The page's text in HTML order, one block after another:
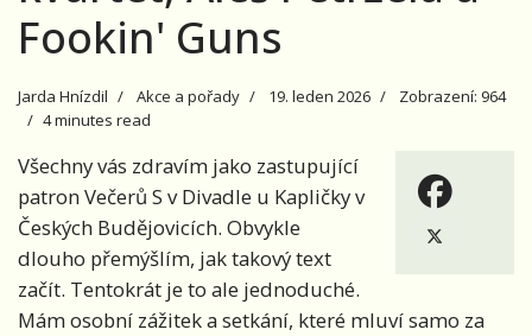
Fookin' Guns
Jarda Hnízdil Akce a pořady 19. leden 2026
Zobrazení: 964
4 minutes read
Všechny vás zdravím jako zastupující
patron Večerů S v Divadle u Kapličky v
Českých Budějovicích. Obvykle
dlouho přemýšlím, jak takový text
začít. Tentokrát je to ale jednoduché.
Mám osobní zážitek a setkání, které mluví samo za